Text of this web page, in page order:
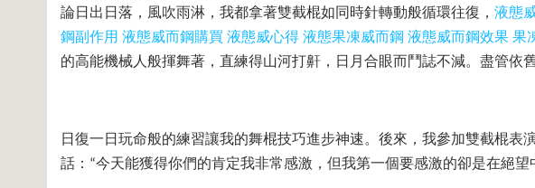
論日出日落，風吹雨淋，我都拿著雙截棍如同時針轉動般循環往復， 液態
鋼副作用 液態威而鋼購買 液態威心得 液態果凍威而鋼 液態威而鋼效果 果
的高能機械人般揮舞著，直練得山河打鼾，日月合眼而鬥誌不減。盡管依
日復一日玩命般的練習讓我的舞棍技巧進步神速。後來，我參加雙截棍表
話： “今天能獲得你們的肯定我非常感激，但我第一個要感激的卻是在絕望